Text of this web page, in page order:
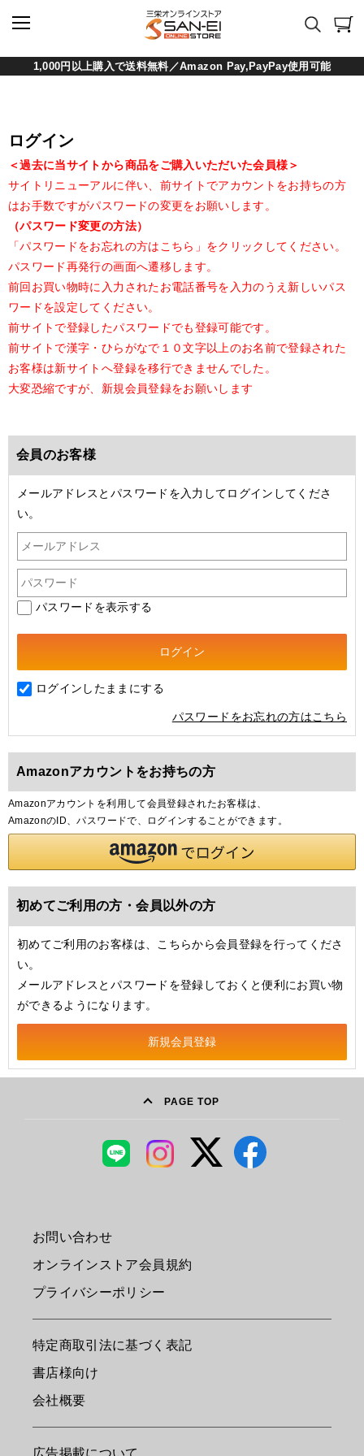
1,000円以上購入で送料無料／Amazon Pay,PayPay使用可能
ログイン
＜過去に当サイトから商品をご購入いただいた会員様＞
サイトリニューアルに伴い、前サイトでアカウントをお持ちの方
はお手数ですがパスワードの変更をお願いします。
（パスワード変更の方法）
「パスワードをお忘れの方はこちら」をクリックしてください。
パスワード再発行の画面へ遷移します。
前回お買い物時に入力されたお電話番号を入力のうえ新しいパス
ワードを設定してください。
前サイトで登録したパスワードでも登録可能です。
前サイトで漢字・ひらがなで１０文字以上のお名前で登録された
お客様は新サイトへ登録を移行できませんでした。
大変恐縮ですが、新規会員登録をお願いします
会員のお客様
メールアドレスとパスワードを入力してログインしてくださ
い。
パスワードを表示する
ログインしたままにする
パスワードをお忘れの方はこちら
Amazonアカウントをお持ちの方
Amazonアカウントを利用して会員登録されたお客様は、
AmazonのID、パスワードで、ログインすることができます。
初めてご利用の方・会員以外の方
初めてご利用のお客様は、こちらから会員登録を行ってくださ
い。
メールアドレスとパスワードを登録しておくと便利にお買い物
ができるようになります。
PAGE TOP
お問い合わせ
オンラインストア会員規約
プライバシーポリシー
特定商取引法に基づく表記
書店様向け
会社概要
広告掲載について